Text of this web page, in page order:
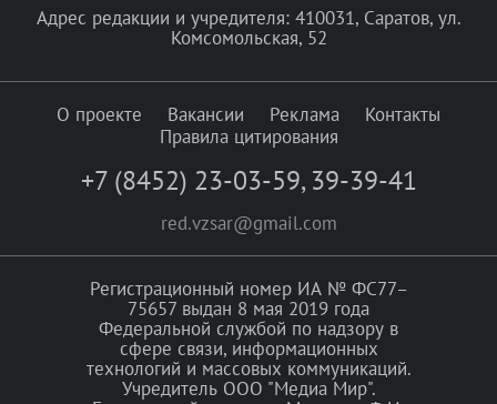
Адрес редакции и учредителя: 410031, Саратов, ул.
Комсомольская, 52
О проекте Вакансии Реклама
Контакты
Правила цитирования
+7 (8452) 23-03-59, 39-39-41
red.vzsar@gmail.com
Регистрационный номер ИА № ФС77–
75657 выдан 8 мая 2019 года
Федеральной службой по надзору в
сфере связи, информационных
технологий и массовых коммуникаций.
Учредитель ООО "Медиа Мир".